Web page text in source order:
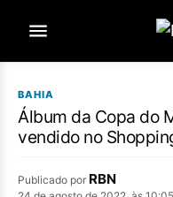
BAHIA
Álbum da Copa do
vendido no
Publicado por RBN